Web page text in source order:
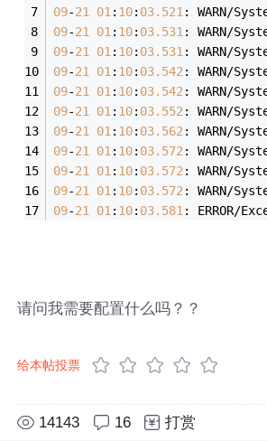
09-21 01 : 10: 03.521 : WARN/
09-21 01 : 10: 03.531 : WARN/
09-21 01 : 10: 03.531 : WARN/
09-21 01 : 10: 03.542 : WARN/
09-21 01 : 10: 03.542 : WARN/
09-21 01 : 10: 03.552 : WARN/
09-21 01 : 10: 03.562 : WARN/
09-21 01 : 10: 03.572 : WARN/
09-21 01 : 10: 03.572 : WARN/
09-21 01 : 10: 03.572 : WARN/
09-21 01 : 10: 03.581 : ERROR/
请问我需要配置什么吗？？
给本帖投票
14143 16 打赏